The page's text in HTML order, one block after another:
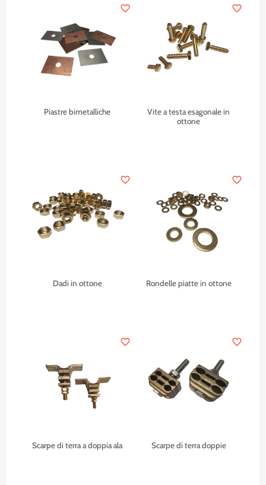
Piastre bimetalliche
favorite_border
Vite a testa esagonale in
ottone
favorite_border
Dadi in ottone
favorite_border
Rondelle piatte in ottone
favorite_border
Scarpe di terra a doppia ala
favorite_border
Scarpe di terra doppie
favorite_border